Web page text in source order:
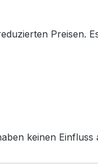
Preisen.
keinen